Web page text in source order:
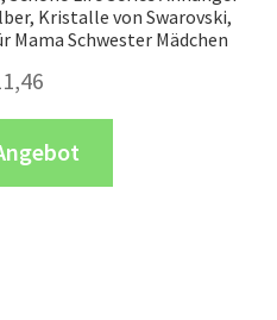
Kristalle von Swarovski,
Mama Schwester Mädchen